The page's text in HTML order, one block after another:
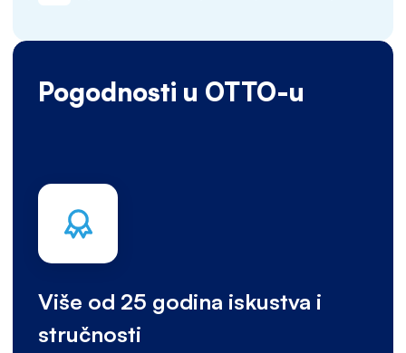
Pogodnosti u OTTO-u
Više od 25 godina iskustva i
stručnosti